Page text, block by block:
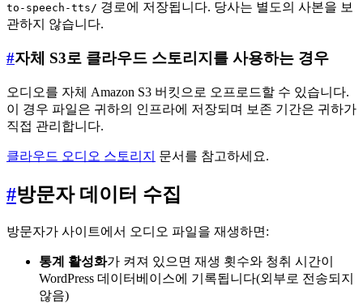
to-speech-tts/ 경로에 저장됩니다. 당사는 별도의 사본을 보
관하지 않습니다.
#자체 S3로 클라우드 스토리지를 사용하는 경우
오디오를 자체 Amazon S3 버킷으로 오프로드할 수 있습니다.
이 경우 파일은 귀하의 인프라에 저장되며 보존 기간은 귀하가
직접 관리합니다.
클라우드 오디오 스토리지 문서를 참고하세요.
#방문자 데이터 수집
방문자가 사이트에서 오디오 파일을 재생하면:
통계 활성화가 켜져 있으면 재생 횟수와 청취 시간이
WordPress 데이터베이스에 기록됩니다(외부로 전송되지
않음)